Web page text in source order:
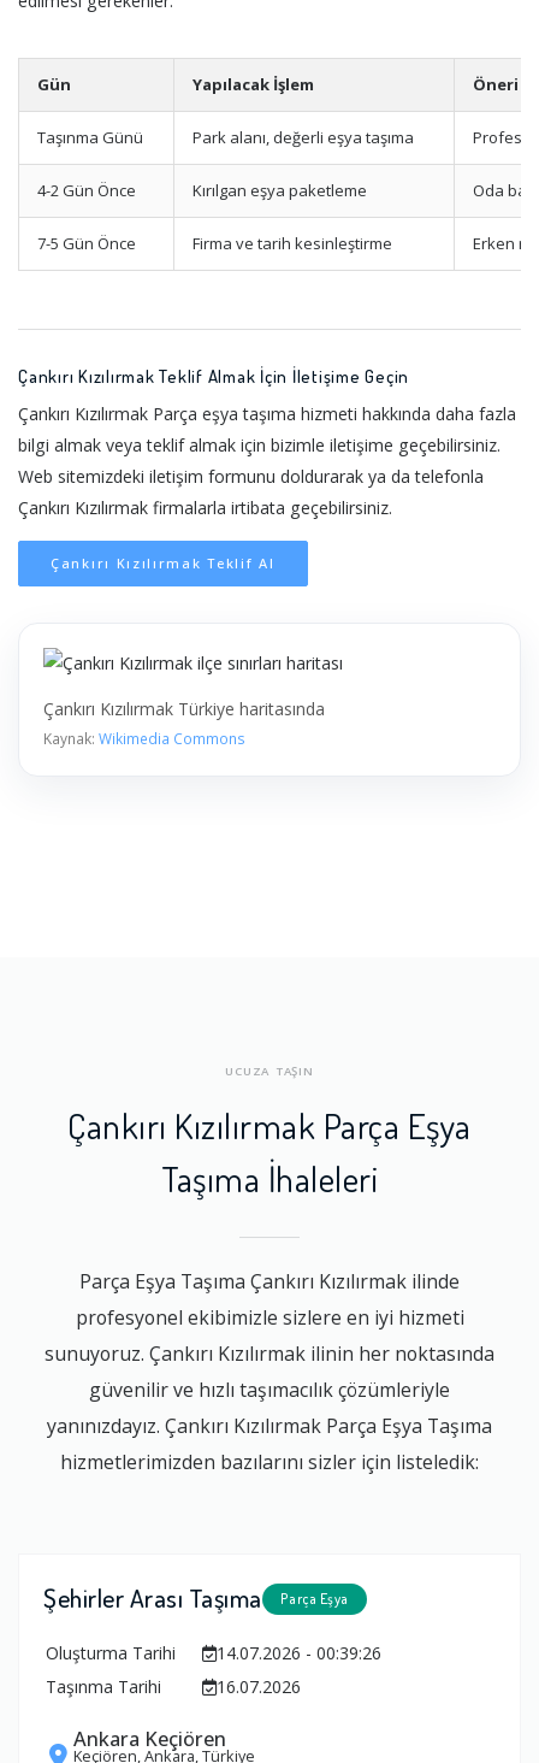
Gün Yapılacak İşlem Öneri
Taşınma Günü Park alanı, değerli eşya taşıma
4-2 Gün Önce Kırılgan eşya paketleme Oda
7-5 Gün Önce Firma ve tarih kesinleştirme Erken
Çankırı Kızılırmak Teklif Almak İçin İletişime Geçin
Çankırı Kızılırmak Parça eşya taşıma hizmeti hakkında daha fazla
bilgi almak veya teklif almak için bizimle iletişime geçebilirsiniz.
Web sitemizdeki iletişim formunu doldurarak ya da telefonla
Çankırı Kızılırmak firmalarla irtibata geçebilirsiniz.
Çankırı Kızılırmak Teklif Al
Çankırı Kızılırmak Türkiye haritasında
Kaynak: Wikimedia Commons
UCUZA TAŞIN
Çankırı Kızılırmak Parça Eşya
Taşıma İhaleleri
Parça Eşya Taşıma Çankırı Kızılırmak ilinde
profesyonel ekibimizle sizlere en iyi hizmeti
sunuyoruz. Çankırı Kızılırmak ilinin her noktasında
güvenilir ve hızlı taşımacılık çözümleriyle
yanınızdayız. Çankırı Kızılırmak Parça Eşya Taşıma
hizmetlerimizden bazılarını sizler için listeledik:
Şehirler Arası Taşıma Parça Eşya
Oluşturma Tarihi
14.07.2026 - 00:39:26
Taşınma Tarihi
16.07.2026
Ankara Keçiören
Keçiören, Ankara, Türkiye